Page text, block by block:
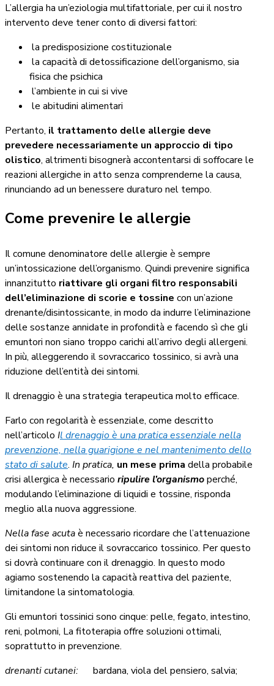
L’allergia ha un’eziologia multifattoriale, per cui il nostro
intervento deve tener conto di diversi fattori:
la predisposizione costituzionale
la capacità di detossificazione dell’organismo, sia
fisica che psichica
l’ambiente in cui si vive
le abitudini alimentari
Pertanto, il trattamento delle allergie deve
prevedere necessariamente un approccio di tipo
olistico, altrimenti bisognerà accontentarsi di soffocare le
reazioni allergiche in atto senza comprenderne la causa,
rinunciando ad un benessere duraturo nel tempo.
Come prevenire le allergie
Il comune denominatore delle allergie è sempre
un’intossicazione dell’organismo. Quindi prevenire significa
innanzitutto riattivare gli organi filtro responsabili
dell’eliminazione di scorie e tossine con un’azione
drenante/disintossicante, in modo da indurre l’eliminazione
delle sostanze annidate in profondità e facendo sì che gli
emuntori non siano troppo carichi all’arrivo degli allergeni.
In più, alleggerendo il sovraccarico tossinico, si avrà una
riduzione dell’entità dei sintomi.
Il drenaggio è una strategia terapeutica molto efficace.
Farlo con regolarità è essenziale, come descritto
nell’articolo Il drenaggio è una pratica essenziale nella
prevenzione, nella guarigione e nel mantenimento dello
stato di salute. In pratica, un mese prima della probabile
crisi allergica è necessario ripulire l’organismoperché,
modulando l’eliminazione di liquidi e tossine, risponda
meglio alla nuova aggressione.
Nella fase acutaè necessario ricordare che l’attenuazione
dei sintomi non riduce il sovraccarico tossinico. Per questo
si dovrà continuare con il drenaggio. In questo modo
agiamo sostenendo la capacità reattiva del paziente,
limitandone la sintomatologia.
Gli emuntori tossinici sono cinque: pelle, fegato, intestino,
reni, polmoni, La fitoterapia offre soluzioni ottimali,
soprattutto in prevenzione.
drenanti cutanei:
bardana, viola del pensiero, salvia;